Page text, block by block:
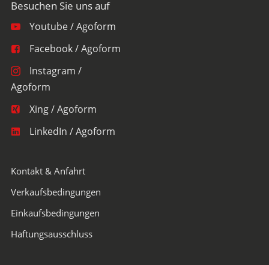
Youtube / Agoform
Facebook / Agoform
Instagram /
Agoform
Xing / Agoform
LinkedIn / Agoform
Kontakt & Anfahrt
Verkaufsbedingungen
Einkaufsbedingungen
Haftungsausschluss